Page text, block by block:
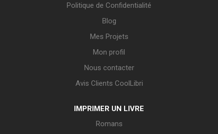
Politique de Confidentialité
Blog
Mes Projets
Mon profil
Nous contacter
Avis Clients CoolLibri
IMPRIMER UN LIVRE
Romans